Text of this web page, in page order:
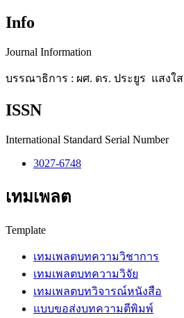
Info
Journal Information
บรรณาธิการ : ผศ. ดร. ประยูร แสงใส
ISSN
International Standard Serial Number
3027-6748
เทมเพลต
Template
เทมเพลตบทความวิชาการ
เทมเพลตบทความวิจัย
เทมเพลตบทวิจารณ์หนังสือ
แบบขอส่งบทความตีพิมพ์